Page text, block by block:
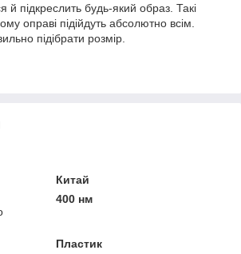
й підкреслить будь-який образ. Такі
оправі підійдуть абсолютно всім.
підібрати розмір.
Китай
400 нм
Пластик